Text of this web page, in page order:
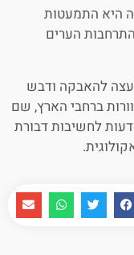
היא התמעטות
הערים
להאבקה ודבש
ברחבי הארץ, שם
לחשיבות דבורת